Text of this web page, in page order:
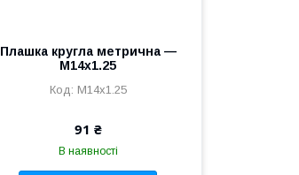
Плашка кругла метрична —
М14х1.25
М14х1.25
91 ₴
В наявності